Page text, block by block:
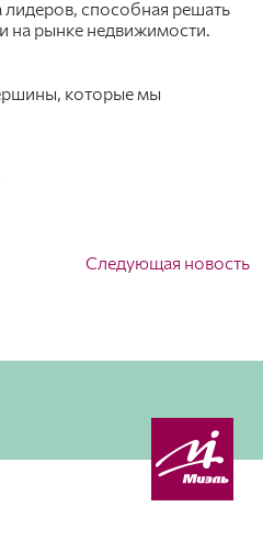
способная решать
на рынке недвижимости.
которые мы
Следующая новость